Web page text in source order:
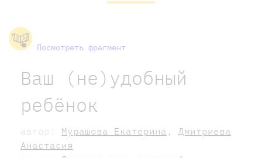
Посмотреть фрагмент
Ваш (не)удобный
ребёнок
автор: Мурашова Екатерина , Дмитриева
Анастасия